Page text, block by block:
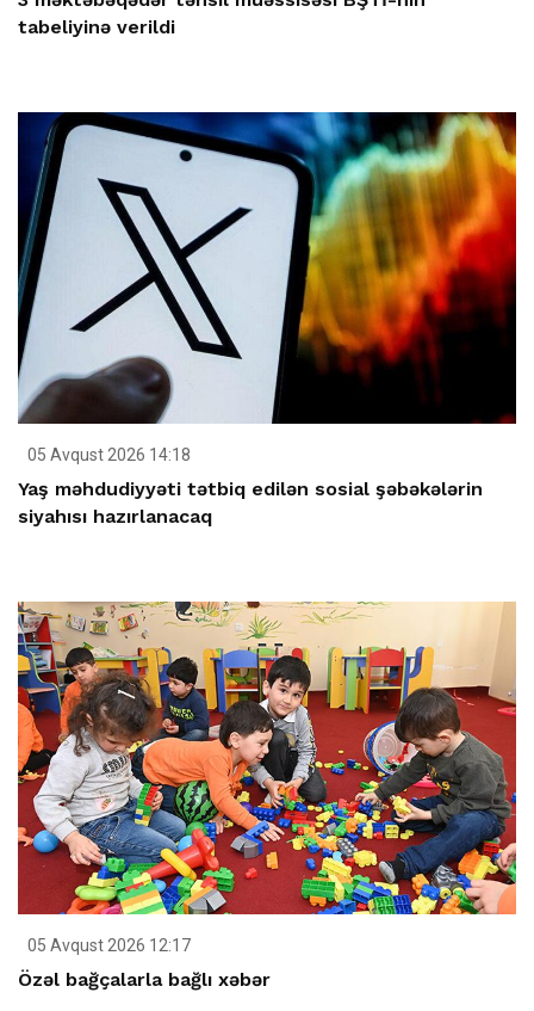
tabeliyinə verildi
05 Avqust 2026 14:18
Yaş məhdudiyyəti tətbiq edilən sosial şəbəkələrin
siyahısı hazırlanacaq
05 Avqust 2026 12:17
Özəl bağçalarla bağlı xəbər